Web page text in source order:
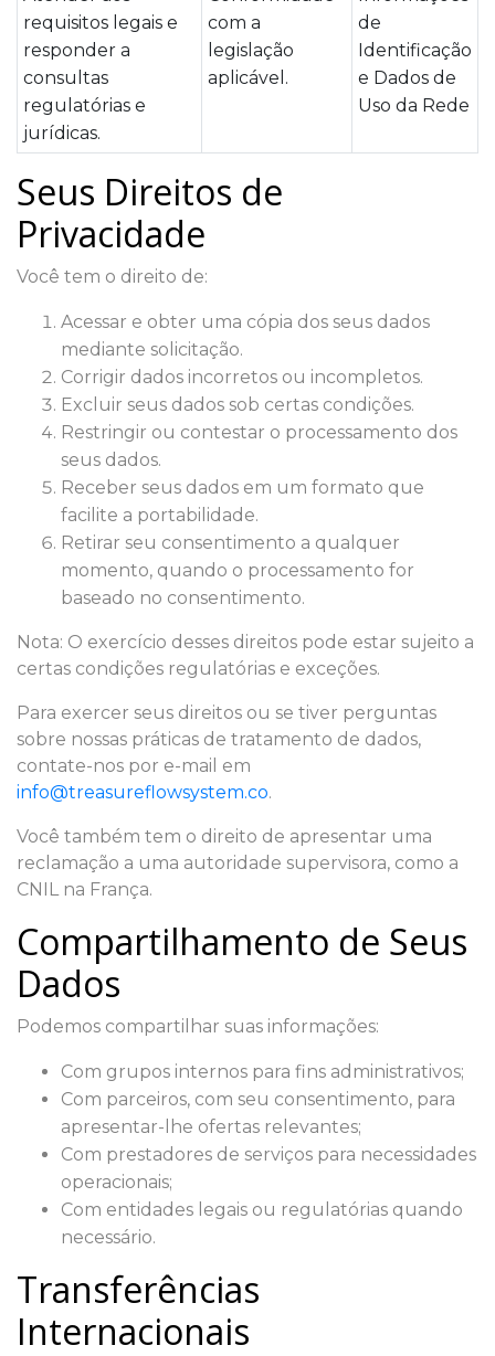
requisitos legais e
responder a
consultas
regulatórias e
jurídicas.
com a
legislação
aplicável.
de
Identificação
e Dados de
Uso da Rede
Seus Direitos de
Privacidade
Você tem o direito de:
Acessar e obter uma cópia dos seus dados
mediante solicitação.
Corrigir dados incorretos ou incompletos.
Excluir seus dados sob certas condições.
Restringir ou contestar o processamento dos
seus dados.
Receber seus dados em um formato que
facilite a portabilidade.
Retirar seu consentimento a qualquer
momento, quando o processamento for
baseado no consentimento.
Nota: O exercício desses direitos pode estar sujeito a
certas condições regulatórias e exceções.
Para exercer seus direitos ou se tiver perguntas
sobre nossas práticas de tratamento de dados,
contate-nos por e-mail em
info@treasureflowsystem.co.
Você também tem o direito de apresentar uma
reclamação a uma autoridade supervisora, como a
CNIL na França.
Compartilhamento de Seus
Dados
Podemos compartilhar suas informações:
Com grupos internos para fins administrativos;
Com parceiros, com seu consentimento, para
apresentar-lhe ofertas relevantes;
Com prestadores de serviços para necessidades
operacionais;
Com entidades legais ou regulatórias quando
necessário.
Transferências
Internacionais